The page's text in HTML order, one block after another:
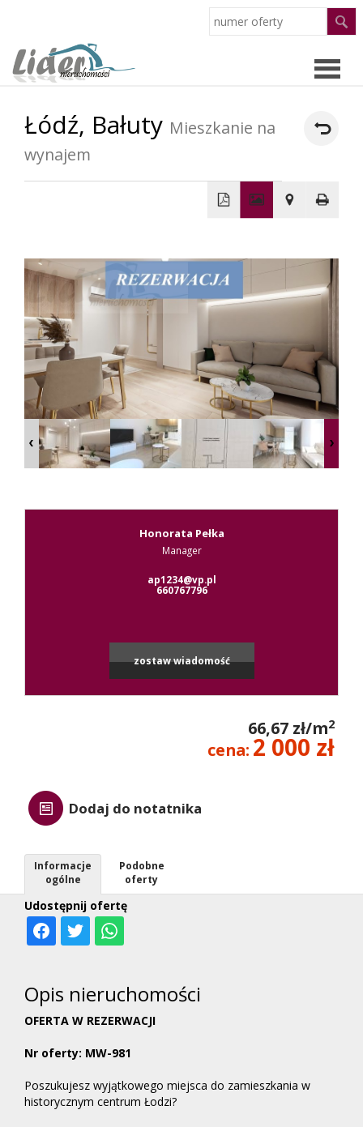
Strona
firmie
RODO
Łódź, Bałuty Mieszkanie na
wynajem
−
Leaflet
Honorata Pełka
Manager
ap1234@vp.pl
660767796
zostaw wiadomość
66,67 zł/m2
cena: 2 000 zł
Dodaj do notatnika
Udostępnij ofertę
Informacje
ogólne
Podobne
oferty
Opis nieruchomości
OFERTA W REZERWACJI
Nr oferty: MW-981
Poszukujesz wyjątkowego miejsca do zamieszkania w
historycznym centrum Łodzi?